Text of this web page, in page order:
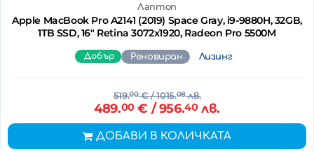
Лаптоп
Apple MacBook Pro A2141 (2019) Space Gray, i9-9880H, 32GB,
1TB SSD, 16" Retina 3072x1920, Radeon Pro 5500M
Добър Реновиран Лизинг
519.00€/ 1015.08лв.
489.00€ / 956.40лв.
ДОБАВИ В КОЛИЧКАТА